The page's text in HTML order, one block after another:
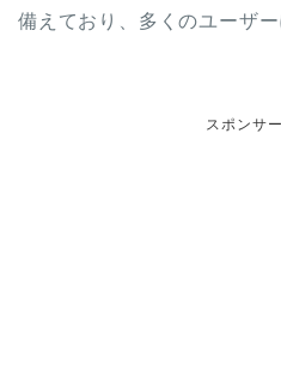
備えており、多くのユーザ
スポンサ